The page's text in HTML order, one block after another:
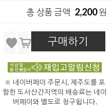
총 상품 금액 2,200원
구매하기
※ 네이버페이 주문시, 제주도를 포
함한 도서산간지역의 배송료는 네이
버페이와 별도로 청구됩니다.